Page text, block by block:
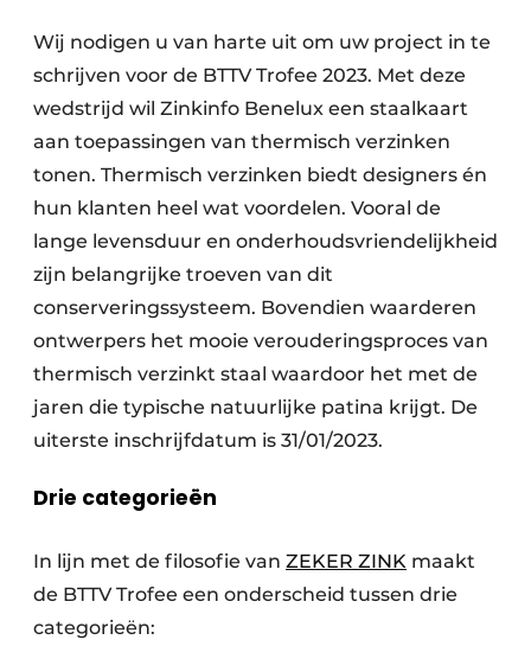
Video’s
Wij nodigen u van harte uit om uw project in te
schrijven voor de BTTV Trofee 2023. Met deze
wedstrijd wil Zinkinfo Benelux een staalkaart
aan toepassingen van thermisch verzinken
tonen. Thermisch verzinken biedt designers én
hun klanten heel wat voordelen. Vooral de
lange levensduur en onderhoudsvriendelijkheid
zijn belangrijke troeven van dit
conserveringssysteem. Bovendien waarderen
ontwerpers het mooie verouderingsproces van
thermisch verzinkt staal waardoor het met de
jaren die typische natuurlijke patina krijgt. De
uiterste inschrijfdatum is 31/01/2023.
Drie categorieën
In lijn met de filosofie van ZEKER ZINK maakt
de BTTV Trofee een onderscheid tussen drie
categorieën: